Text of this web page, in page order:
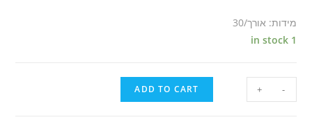
מידות: אורך/30
1 in stock
-
+
ADD TO CART